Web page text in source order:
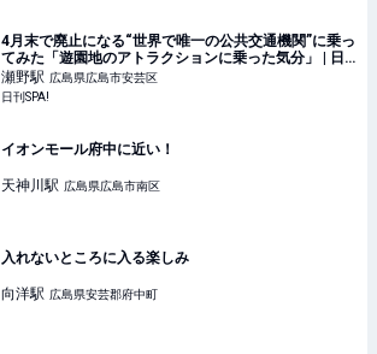
4月末で廃止になる“世界で唯一の公共交通機関”に乗っ
てみた「遊園地のアトラクションに乗った気分」 | 日
刊SPA!
瀬野駅 広島県広島市安芸区
日刊SPA!
イオンモール府中に近い！
天神川駅 広島県広島市南区
入れないところに入る楽しみ
向洋駅 広島県安芸郡府中町